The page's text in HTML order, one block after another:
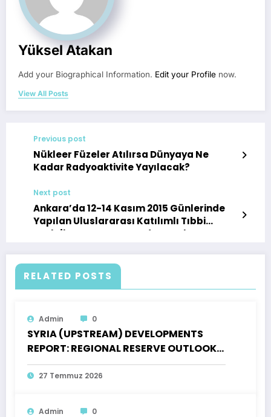
Yüksel Atakan
Add your Biographical Information. Edit your Profile now.
View All Posts
Previous post
Nükleer Füzeler Atılırsa Dünyaya Ne
Kadar Radyoaktivite Yayılacak?
Next post
Ankara’da 12-14 Kasım 2015 Günlerinde
Yapılan Uluslararası Katılımlı Tıbbi
Jeoloji Sempozyumumdan Notlar
RELATED POSTS
Admin 0
SYRIA (UPSTREAM) DEVELOPMENTS
REPORT: REGIONAL RESERVE OUTLOOK,
OPEN PRODUCTION LICENSES AND AN
INVENTORY OF OPPORTUNITIES FOR
27 Temmuz 2026
Admin 0